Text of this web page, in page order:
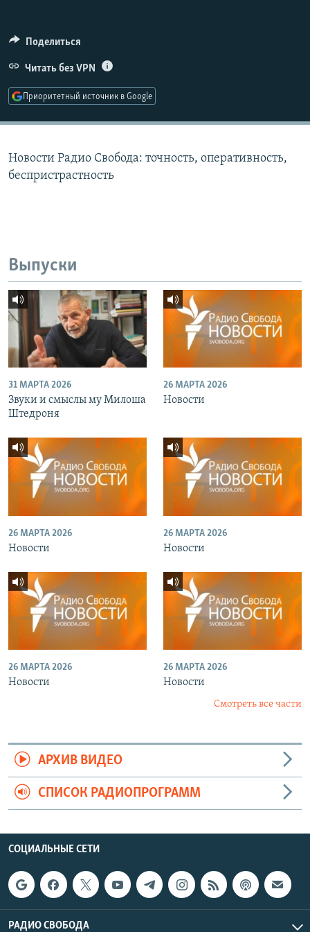
ПОДПИШИТЕСЬ НА РАССЫЛКУ
СОЦИАЛЬНЫЕ СЕТИ
Поделиться
Читать без VPN
Приоритетный источник в Google
Новости Радио Свобода: точность, оперативность,
беспристрастность
Выпуски
31 МАРТА 2026
Звуки и смыслы му Милоша
Штедроня
26 МАРТА 2026
Новости
26 МАРТА 2026
Новости
26 МАРТА 2026
Новости
26 МАРТА 2026
Новости
26 МАРТА 2026
Новости
Смотреть все части
АРХИВ ВИДЕО
СПИСОК РАДИОПРОГРАММ
СОЦИАЛЬНЫЕ СЕТИ
РАДИО СВОБОДА